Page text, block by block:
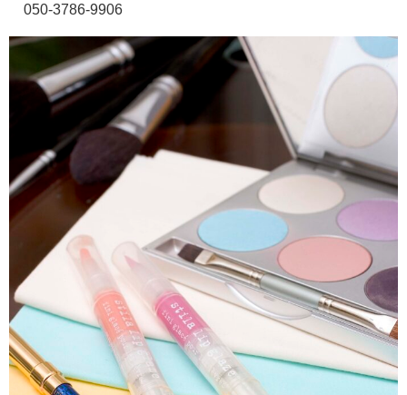
050-3786-9906